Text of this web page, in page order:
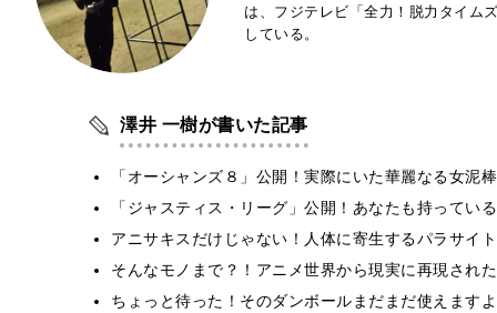
は、フジテレビ「全力！脱力タイム
している。
澤井 一樹が書いた記事
「オーシャンズ８」公開！実際にいた華麗なる女泥
「ジャスティス・リーグ」公開！あなたも持ってい
アニサキスだけじゃない！人体に寄生するパラサイト
そんなモノまで？！アニメ世界から現実に再現され
ちょっと待った！そのダンボールまだまだ使えます